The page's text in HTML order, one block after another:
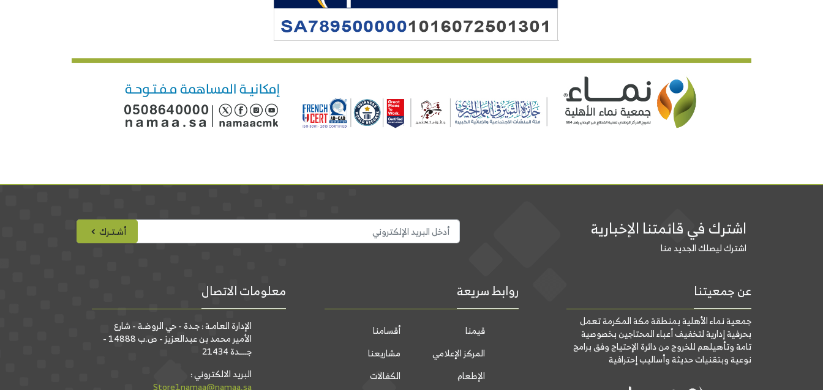
اشترك في قائمتنا الإخبارية
اشترك ليصلك الجديد منا
أشـتـرك
عن جمعيتنا
جمعية نماء الأهلية بمنطقة مكة المكرمة تعمل
بحرفية إدارية لتخفيف أعباء المحتاجين بخصوصية
تامة وتأهيلهم للخروج من دائرة الإحتياج وفق برامج
نوعية وبتقنيات حديثة وأساليب إحترافية
روابط سريعة
قيمنا
أقسامنا
المركز الإعلامي
مشاريعنا
الإطعام
الكفالات
معلومات الاتصال
الإدارة العامـة : جـدة - حي الروضـة - شارع
الأمير محمد بن عبدالعزيز - ص.ب 14888 -
جــــدة 21434
البريد الالكتروني :
Store1namaa@namaa.sa